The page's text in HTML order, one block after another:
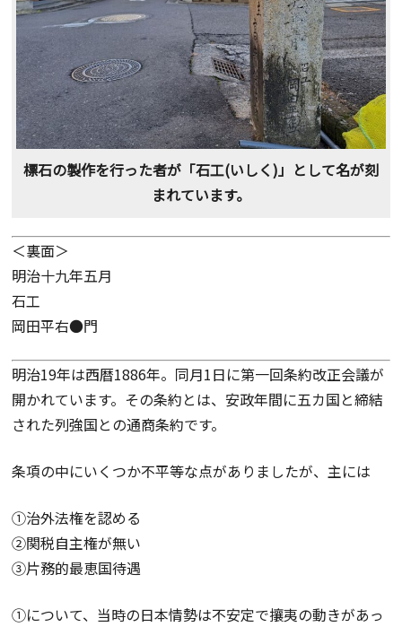
標石の製作を行った者が「石工(いしく)」として名が刻
まれています。
＜裏面＞
明治十九年五月
石工
岡田平右●門
明治19年は西暦1886年。同月1日に第一回条約改正会議が
開かれています。その条約とは、安政年間に五カ国と締結
された列強国との通商条約です。
条項の中にいくつか不平等な点がありましたが、主には
①治外法権を認める
②関税自主権が無い
③片務的最恵国待遇
①について、当時の日本情勢は不安定で攘夷の動きがあっ